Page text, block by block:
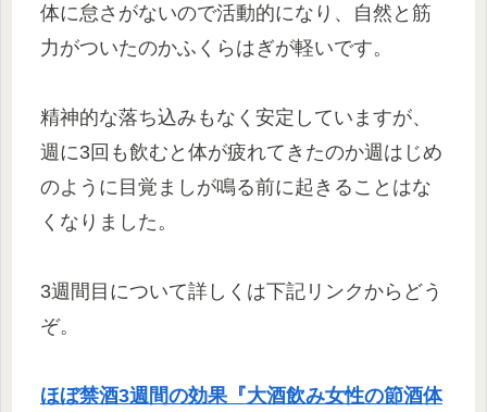
体に怠さがないので活動的になり、自然と筋
力がついたのかふくらはぎが軽いです。
精神的な落ち込みもなく安定していますが、
週に3回も飲むと体が疲れてきたのか週はじめ
のように目覚ましが鳴る前に起きることはな
くなりました。
3週間目について詳しくは下記リンクからどう
ぞ。
ほぼ禁酒3週間の効果『大酒飲み女性の節酒体